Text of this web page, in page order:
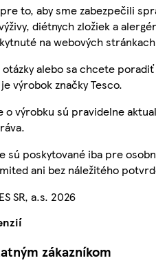
to, aby sme zabezpečili
diétnych zložiek a
na webových
alebo sa chcete
výrobok značky Tesco.
o výrobku sú pravidelne
sú poskytované iba pre
ani bez náležitého
SR, a.s. 2026
zákazníkom